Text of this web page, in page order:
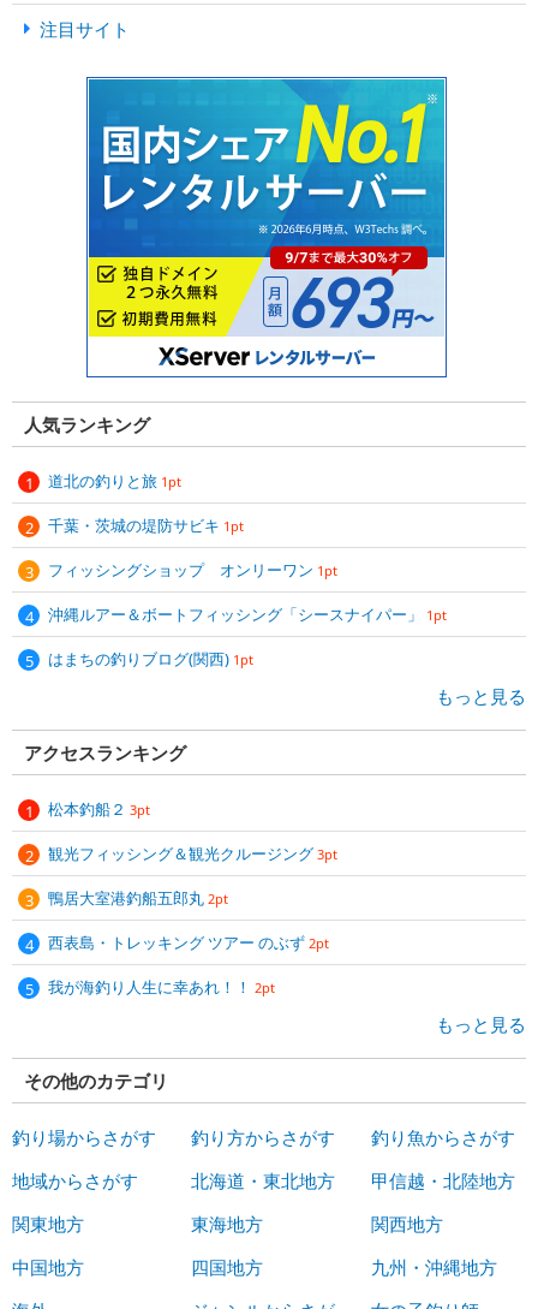
注目サイト
人気ランキング
道北の釣りと旅 1pt
千葉・茨城の堤防サビキ 1pt
フィッシングショップ オンリーワン 1pt
沖縄ルアー＆ボートフィッシング「シースナイパー」 1pt
はまちの釣りブログ(関西) 1pt
もっと見る
アクセスランキング
松本釣船２ 3pt
観光フィッシング＆観光クルージング 3pt
鴨居大室港釣船五郎丸 2pt
西表島・トレッキング ツアー のぶず 2pt
我が海釣り人生に幸あれ！！ 2pt
もっと見る
その他のカテゴリ
釣り場からさがす 釣り方からさがす
釣り魚からさがす
地域からさがす
北海道・東北地方
甲信越・北陸地方
関東地方
東海地方
関西地方
中国地方
四国地方
九州・沖縄地方